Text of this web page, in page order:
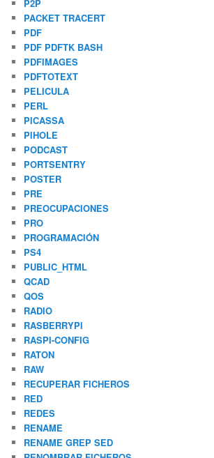
P2P
PACKET TRACERT
PDF
PDF PDFTK BASH
PDFIMAGES
PDFTOTEXT
PELICULA
PERL
PICASSA
PIHOLE
PODCAST
PORTSENTRY
POSTER
PRE
PREOCUPACIONES
PRO
PROGRAMACIÓN
PS4
PUBLIC_HTML
QCAD
QOS
RADIO
RASBERRYPI
RASPI-CONFIG
RATON
RAW
RECUPERAR FICHEROS
RED
REDES
RENAME
RENAME GREP SED